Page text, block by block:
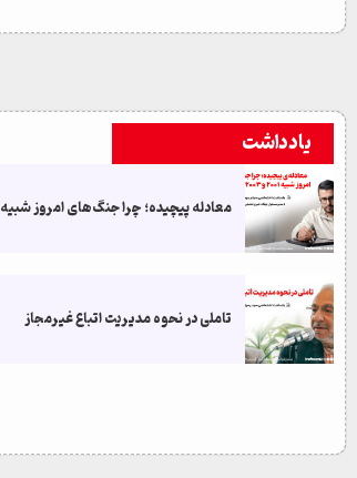
یادداشت
معادله‌ پیچیده؛ چرا جنگ‌های امروز شبیه ۲۰۰۱ و ۲۰۰۳ نیستند؟
تاملی در نحوه مدیریت اتباع غیرمجاز